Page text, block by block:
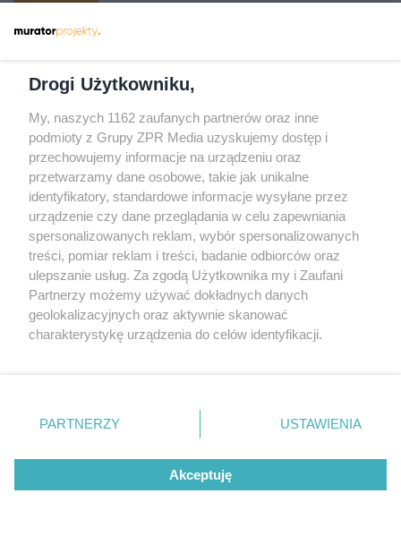
strona
Przejdź do poprzedniej strony
Zapisz sie na newsletter Murator
PROJEKTY
Zapisz się
Otrzymasz e-poradnik „Dom energooszczędny
a co niedziela do porannej kawy:
Drogi Użytkowniku,
My, naszych 1162 zaufanych partnerów oraz inne
podmioty z Grupy ZPR Media uzyskujemy dostęp i
przechowujemy informacje na urządzeniu oraz
przetwarzamy dane osobowe, takie jak unikalne
identyfikatory, standardowe informacje wysyłane przez
urządzenie czy dane przeglądania w celu zapewniania
spersonalizowanych reklam, wybór spersonalizowanych
treści, pomiar reklam i treści, badanie odbiorców oraz
ulepszanie usług. Za zgodą Użytkownika my i Zaufani
Partnerzy możemy używać dokładnych danych
geolokalizacyjnych oraz aktywnie skanować
charakterystykę urządzenia do celów identyfikacji.
zmienić/wycofać klikając przycisk ustawień prywatności
znajdujący się w lewym dolnym rogu strony
rodzaje przetwarzania danych nie wymagają zgody
użytkownika, ale masz prawo sprzeciwić się takiemu
przetwarzaniu. Preferencje będą miały zastosowanie tylko
PARTNERZY USTAWIENIA
Akceptuję